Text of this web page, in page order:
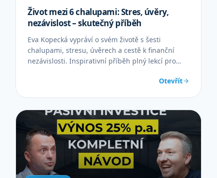
Život mezi 6 chalupami: Stres, úvěry,
nezávislost – skutečný příběh
Eva Kopecká vypráví o svém životě s šesti
chalupami, stresu, úvěrech a cestě k finanční
nezávislosti. Inspirativní příběh plný lekcí pro
Otevřít